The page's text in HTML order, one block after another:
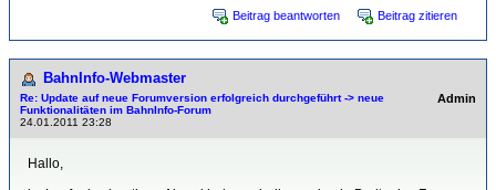
Beitrag beantworten Beitrag zitieren
BahnInfo-Webmaster
Re: Update auf neue Forumversion erfolgreich durchgeführt -> neue
Funktionalitäten im BahnInfo-Forum
24.01.2011 23:28
Admin
Hallo,